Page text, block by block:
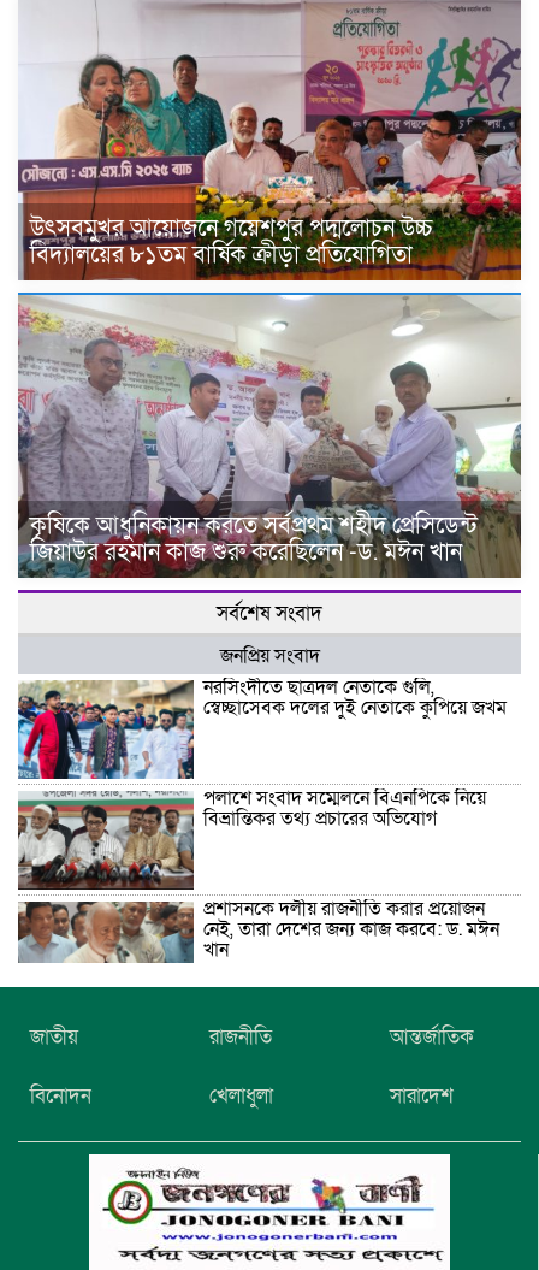
উৎসবমুখর আয়োজনে গয়েশপুর পদ্মলোচন উচ্চ
বিদ্যালয়ের ৮১তম বার্ষিক ক্রীড়া প্রতিযোগিতা
কৃষিকে আধুনিকায়ন করতে সর্বপ্রথম শহীদ প্রেসিডেন্ট
জিয়াউর রহমান কাজ শুরু করেছিলেন -ড. মঈন খান
সর্বশেষ সংবাদ
জনপ্রিয় সংবাদ
নরসিংদীতে ছাত্রদল নেতাকে গুলি,
স্বেচ্ছাসেবক দলের দুই নেতাকে কুপিয়ে জখম
পলাশে সংবাদ সম্মেলনে বিএনপিকে নিয়ে
বিভ্রান্তিকর তথ্য প্রচারের অভিযোগ
প্রশাসনকে দলীয় রাজনীতি করার প্রয়োজন
নেই, তারা দেশের জন্য কাজ করবে: ড. মঈন
খান
নিখোঁজের তিনদিন পর মাইক্রোবাস চালকের
মরদেহ উদ্ধার
উচ্চ বিদ্যালয়ের ৮১তম বার্ষিক ক্রীড়া
জাতীয় রাজনীতি আন্তর্জাতিক
বিনোদন খেলাধুলা সারাদেশ